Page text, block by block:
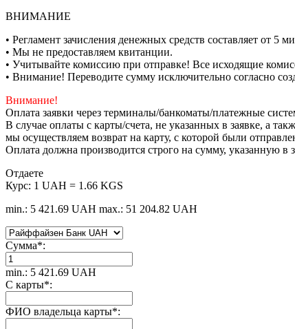
ВНИМАНИЕ
• Регламент зачисления денежных средств составляет от 5
• Мы не предоставляем квитанции.
• Учитывайте комиссию при отправке! Все исходящие
• Внимание! Переводите сумму исключительно согласно
Внимание!
Оплата заявки через терминалы/банкоматы/платежные
В случае оплаты с карты/счета, не указанных в заявке, а
мы осуществляем возврат на карту, с которой были
Оплата должна производится строго на сумму, указанную в
Отдаете
Курс: 1 UAH = 1.66 KGS
min.: 5 421.69 UAH max.: 51 204.82 UAH
Сумма*:
min.: 5 421.69 UAH
С карты*:
ФИО владельца карты*: